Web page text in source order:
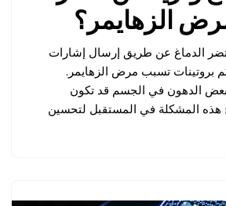
الزهايمر؟
الدماغ عن طريق إرسال إشارات
بروتينات تسبب مرض الزهايمر.
بعض الدهون في الجسم قد تكون
هذه المشكلة في المستقبل لتحسين